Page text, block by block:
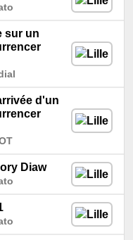
sur un
d'un
Diaw